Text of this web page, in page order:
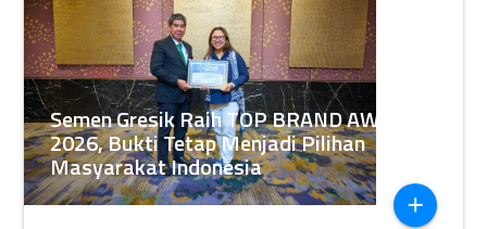
Semen Gresik Raih TOP BRAND AWARDS
2026, Bukti Tetap Menjadi Pilihan
Masyarakat Indonesia
add